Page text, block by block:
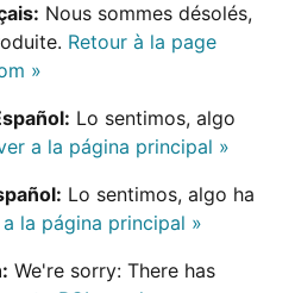
Nous sommes désolés,
Retour à la page
»
Lo sentimos, algo
a la página principal »
Lo sentimos, algo ha
la página principal »
We're sorry: There has